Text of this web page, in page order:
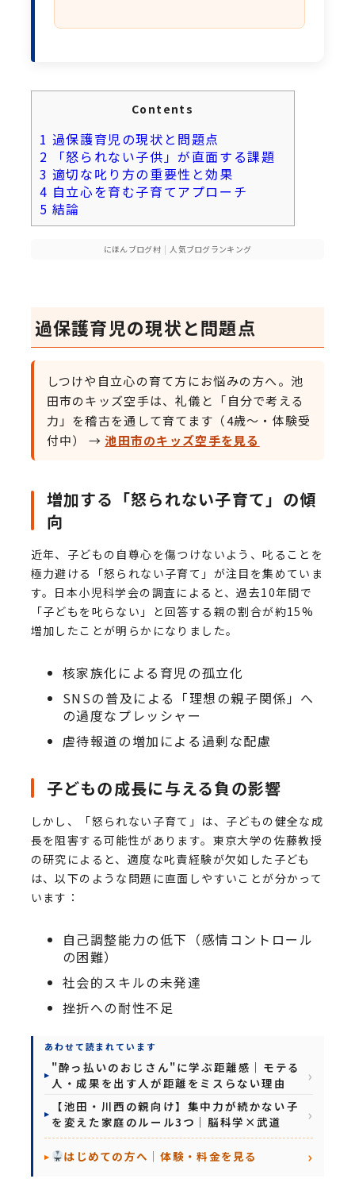
Contents
1 過保護育児の現状と問題点
2 「怒られない子供」が直面する課題
3 適切な叱り方の重要性と効果
4 自立心を育む子育てアプローチ
5 結論
にほんブログ村 | 人気ブログランキング
過保護育児の現状と問題点
しつけや自立心の育て方にお悩みの方へ。池
田市のキッズ空手は、礼儀と「自分で考える
力」を稽古を通して育てます（4歳〜・体験受
付中） → 池田市のキッズ空手を見る
増加する「怒られない子育て」の傾
向
近年、子どもの自尊心を傷つけないよう、叱ることを
極力避ける「怒られない子育て」が注目を集めていま
す。日本小児科学会の調査によると、過去10年間で
「子どもを叱らない」と回答する親の割合が約15%
増加したことが明らかになりました。
核家族化による育児の孤立化
SNSの普及による「理想の親子関係」へ
の過度なプレッシャー
虐待報道の増加による過剰な配慮
子どもの成長に与える負の影響
しかし、「怒られない子育て」は、子どもの健全な成
長を阻害する可能性があります。東京大学の佐藤教授
の研究によると、適度な叱責経験が欠如した子ども
は、以下のような問題に直面しやすいことが分かって
います：
自己調整能力の低下（感情コントロール
の困難）
社会的スキルの未発達
挫折への耐性不足
あわせて読まれています
"酔っ払いのおじさん"に学ぶ距離感｜モテる
人・成果を出す人が距離をミスらない理由
【池田・川西の親向け】集中力が続かない子
を変えた家庭のルール3つ｜脳科学×武道
はじめての方へ｜体験・料金を見る